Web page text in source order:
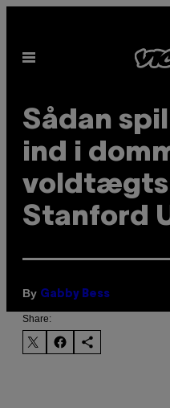
content
Open
Sådan
ind i
Stanford
By Gabby Bess
Share: